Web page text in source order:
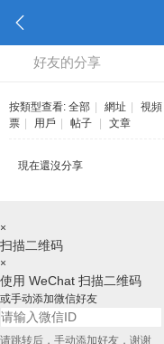
好友的分享
按類型查看: 全部 網址 視頻
票
用戶 帖子 文章
現在還沒分享
×
扫描二维码
×
使用 WeChat 扫描二维码
或手动添加微信好友
请跳转后，手动添加好友，谢谢